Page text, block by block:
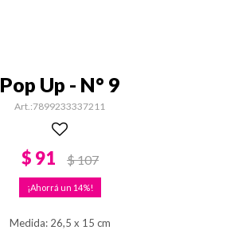
Pop Up - N° 9
7899233337211
$ 91 $107
14
Medida: 26,5 x 15 cm